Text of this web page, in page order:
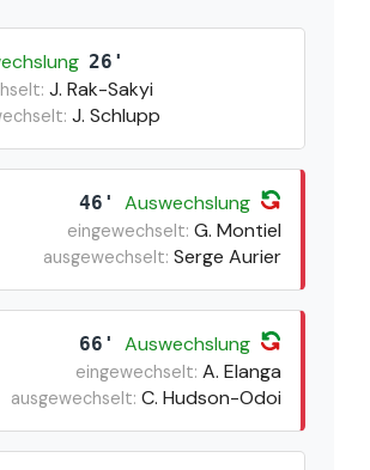
26'
J. Rak-Sakyi
J. Schlupp
46' Auswechslung
eingewechselt: G. Montiel
ausgewechselt: Serge Aurier
66' Auswechslung
eingewechselt: A. Elanga
ausgewechselt: C. Hudson-Odoi